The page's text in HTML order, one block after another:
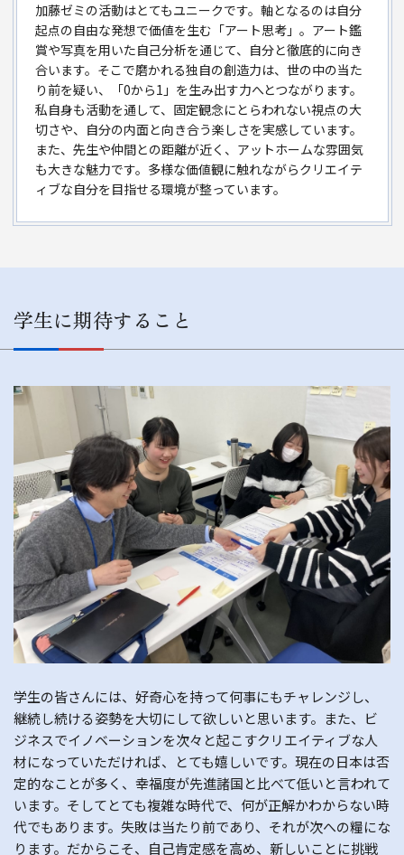
加藤ゼミの活動はとてもユニークです。軸となるのは自分
起点の自由な発想で価値を生む「アート思考」。アート鑑
賞や写真を用いた自己分析を通じて、自分と徹底的に向き
合います。そこで磨かれる独自の創造力は、世の中の当た
り前を疑い、「0から1」を生み出す力へとつながります。
私自身も活動を通して、固定観念にとらわれない視点の大
切さや、自分の内面と向き合う楽しさを実感しています。
また、先生や仲間との距離が近く、アットホームな雰囲気
も大きな魅力です。多様な価値観に触れながらクリエイテ
ィブな自分を目指せる環境が整っています。
学生に期待すること
学生の皆さんには、好奇心を持って何事にもチャレンジし、
継続し続ける姿勢を大切にして欲しいと思います。また、ビ
ジネスでイノベーションを次々と起こすクリエイティブな人
材になっていただければ、とても嬉しいです。現在の日本は否
定的なことが多く、幸福度が先進諸国と比べて低いと言われて
います。そしてとても複雑な時代で、何が正解かわからない時
代でもあります。失敗は当たり前であり、それが次への糧にな
ります。だからこそ、自己肯定感を高め、新しいことに挑戦